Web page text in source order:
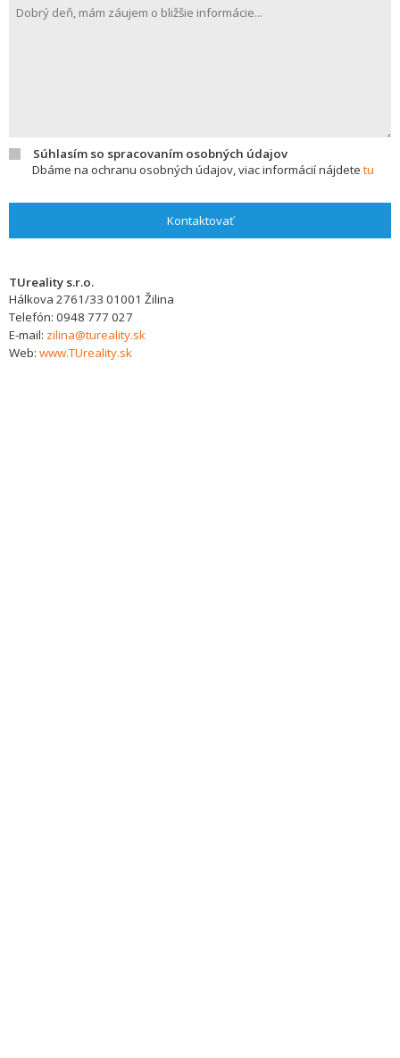
Súhlasím so spracovaním osobných údajov
Dbáme na ochranu osobných údajov, viac informácií nájdete tu
Kontaktovať
TUreality s.r.o.
Hálkova 2761/33 01001 Žilina
Telefón: 0948 777 027
E-mail: zilina@tureality.sk
Web: www.TUreality.sk